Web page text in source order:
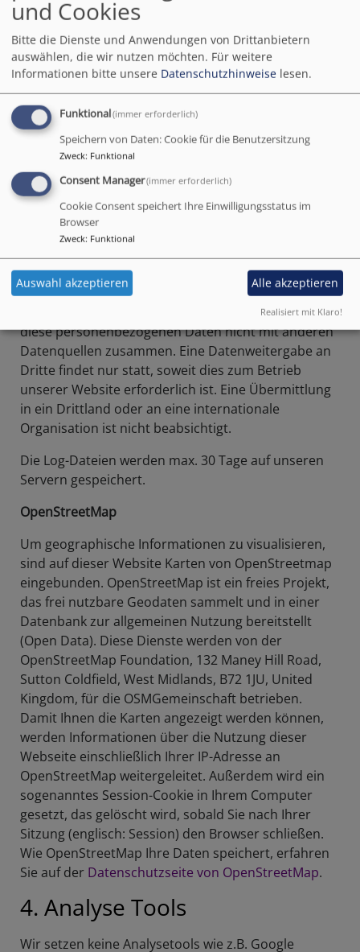
Dateien gespeichert. Hierbei handelt es sich um
folgende Informationen:
Browsertyp und -version
Referrer URL
Datum und Uhrzeit Ihres Zugriffs
Internet-Protokoll-Adresse (IP-Adresse)
Die Verarbeitung dieser personenbezogenen Daten
erfolgt grundsätzlich in anonymisierter Form aus
funktions- und sicherheitsrelevanten Gründen sowie
zur Optimierung der Website. Rückschlüsse auf Ihre
Person sind nicht möglich. Diese Datenverarbeitung
dient der Erfüllung unserer Aufgaben. Das heißt, sie
ist nach § 6 Ziffer 3 DSG-EKD zulässig. Wir führen
diese personenbezogenen Daten nicht mit anderen
Datenquellen zusammen. Eine Datenweitergabe an
Dritte findet nur statt, soweit dies zum Betrieb
unserer Website erforderlich ist. Eine Übermittlung
in ein Drittland oder an eine internationale
Organisation ist nicht beabsichtigt.
Die Log-Dateien werden max. 30 Tage auf unseren
Servern gespeichert.
OpenStreetMap
Um geographische Informationen zu visualisieren,
sind auf dieser Website Karten von OpenStreetmap
eingebunden. OpenStreetMap ist ein freies Projekt,
das frei nutzbare Geodaten sammelt und in einer
Datenbank zur allgemeinen Nutzung bereitstellt
(Open Data). Diese Dienste werden von der
OpenStreetMap Foundation, 132 Maney Hill Road,
Sutton Cold­field, West Midlands, B72 1JU, United
Kingdom, für die OSM­Gemeinschaft betrieben.
Damit Ihnen die Karten angezeigt werden können,
werden Informationen über die Nutzung dieser
Webseite einschließlich Ihrer IP-Adresse an
OpenStreetMap weitergeleitet. Außerdem wird ein
sogenanntes Session-Cookie in Ihrem Computer
gesetzt, das gelöscht wird, sobald Sie nach Ihrer
Sitzung (englisch: Session) den Browser schließen.
Wie OpenStreetMap Ihre Daten speichert, erfahren
Sie auf der Datenschutzseite von OpenStreetMap.
4. Analyse Tools
Wir setzen keine Analysetools wie z.B. Google
und Cookies
Bitte die Dienste und Anwendungen von Drittanbietern
auswählen, die wir nutzen möchten. Für weitere
Informationen bitte unsere Datenschutzhinweise lesen.
Funktional(immer erforderlich)
Speichern von Daten: Cookie für die Benutzersitzung
Zweck: Funktional
Consent Manager(immer erforderlich)
Cookie Consent speichert Ihre Einwilligungsstatus im
Browser
Zweck: Funktional
Auswahl akzeptieren Alle akzeptieren
Realisiert mit Klaro!